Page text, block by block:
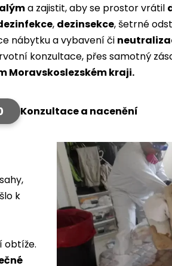
a zajistit, aby se prostor vrátil
, dezinsekce, šetrné
nábytku a vybavení či
konzultace, přes samotný
Moravskoslezském kraji.
Konzultace a nacenění
k
obtíže.